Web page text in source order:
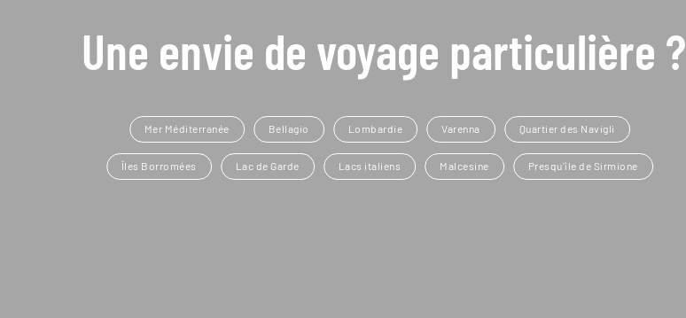
Une envie de voyage particulière ?
Mer Méditerranée Bellagio Lombardie Varenna Quartier des Navigli
Îles Borromées Lac de Garde Lacs italiens Malcesine Presqu'île de Sirmione